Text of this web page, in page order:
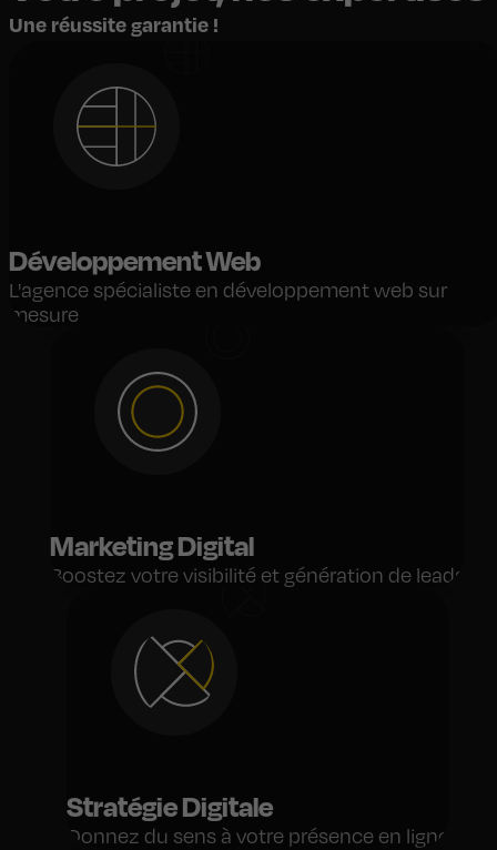
Une réussite garantie !
Développement Web
L'agence spécialiste en développement web sur
mesure
Marketing Digital
Boostez votre visibilité et génération de leads
Stratégie Digitale
Donnez du sens à votre présence en ligne